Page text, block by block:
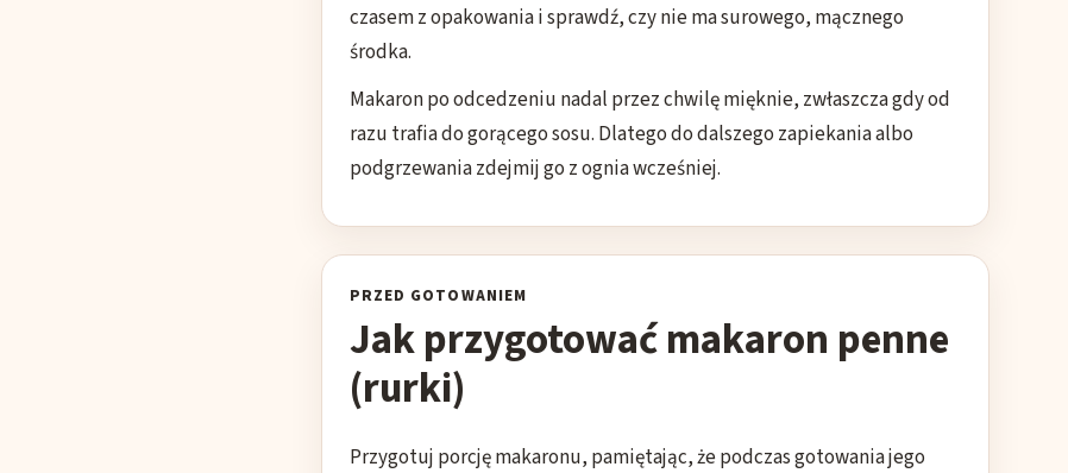
czasem z opakowania i sprawdź, czy nie ma surowego, mącznego
środka.
Makaron po odcedzeniu nadal przez chwilę mięknie, zwłaszcza gdy od
razu trafia do gorącego sosu. Dlatego do dalszego zapiekania albo
podgrzewania zdejmij go z ognia wcześniej.
PRZED GOTOWANIEM
Jak przygotować makaron penne
(rurki)
Przygotuj porcję makaronu, pamiętając, że podczas gotowania jego